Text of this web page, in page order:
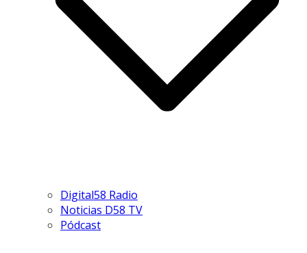
Digital58 Radio
Noticias D58 TV
Pódcast